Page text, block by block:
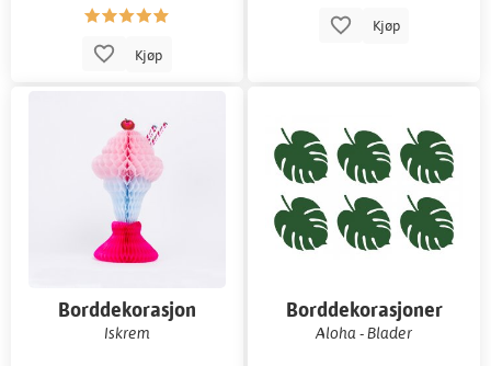
Kjøp
Kjøp
Borddekorasjon
Iskrem
Borddekorasjoner
Aloha - Blader